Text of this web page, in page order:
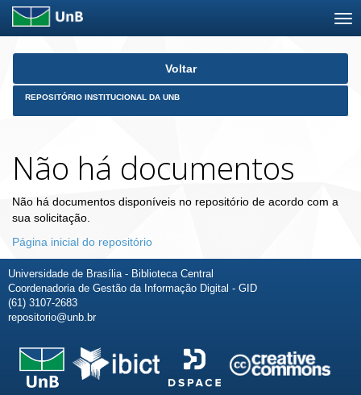
Skip
Voltar
REPOSITÓRIO INSTITUCIONAL DA UNB
Não há documentos
Não há documentos disponíveis no repositório de acordo com a
sua solicitação.
Página inicial do repositório
Universidade de Brasília - Biblioteca Central
Coordenadoria de Gestão da Informação Digital - GID
(61) 3107-2683
repositorio@unb.br